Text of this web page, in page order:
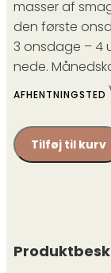
masser af smag og kvalitet.
den første
3 onsdage – 4
nede.
AFHENTNINGSTED
Tilføj til kurv